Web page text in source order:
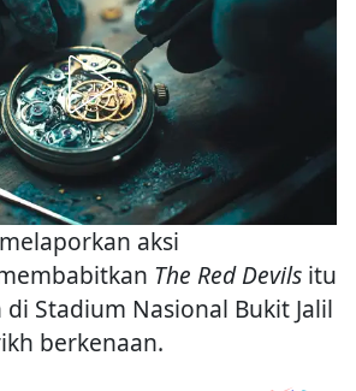
aksi
The Red Devils itu
Stadium Nasional Bukit Jalil
berkenaan.